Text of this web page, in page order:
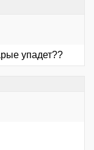
упадет??